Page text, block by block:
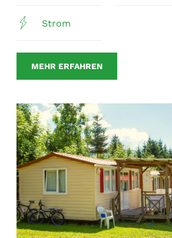
Strom
MEHR ERFAHREN